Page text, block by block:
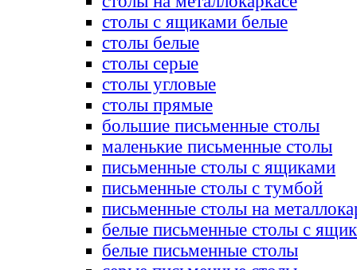
столы с ящиками белые
столы белые
столы серые
столы угловые
столы прямые
большие письменные столы
маленькие письменные столы
письменные столы с ящиками
письменные столы с тумбой
письменные столы на
белые письменные столы с
белые письменные столы